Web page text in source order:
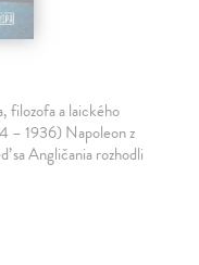
filozofa a laického
– 1936) Napoleon z
sa Angličania rozhodli